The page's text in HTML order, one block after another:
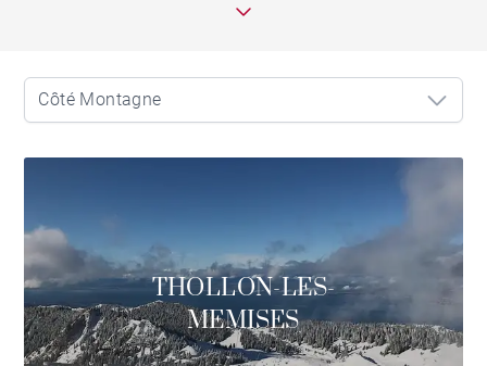
Côté Montagne
THOLLON-LES-
MEMISES